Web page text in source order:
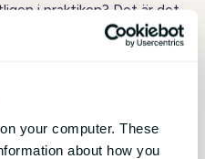
your computer. These
about how you
i praktiken? Det är det
tro att digitalisering
eller att man redan
för att man har flera
på plats.